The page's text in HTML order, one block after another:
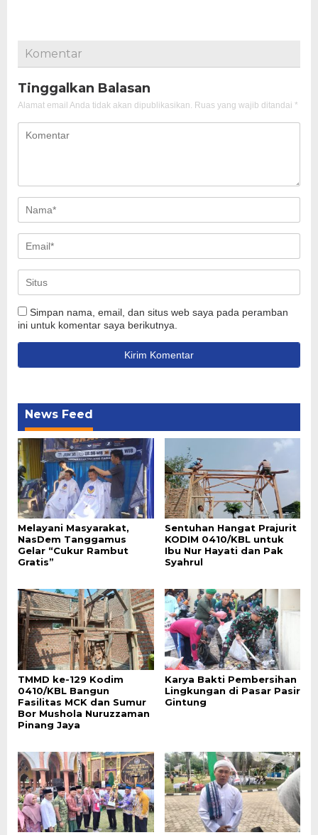
Komentar
Tinggalkan Balasan
Alamat email Anda tidak akan dipublikasikan. Ruas yang wajib ditandai *
Simpan nama, email, dan situs web saya pada peramban
ini untuk komentar saya berikutnya.
News Feed
Melayani Masyarakat,
NasDem Tanggamus
Gelar “Cukur Rambut
Gratis”
Sentuhan Hangat Prajurit
KODIM 0410/KBL untuk
Ibu Nur Hayati dan Pak
Syahrul
TMMD ke-129 Kodim
0410/KBL Bangun
Fasilitas MCK dan Sumur
Bor Mushola Nuruzzaman
Pinang Jaya
Karya Bakti Pembersihan
Lingkungan di Pasar Pasir
Gintung